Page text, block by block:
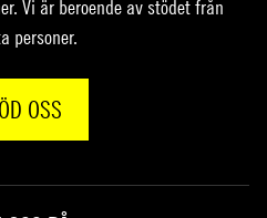
Vi är beroende av stödet från
personer.
OSS